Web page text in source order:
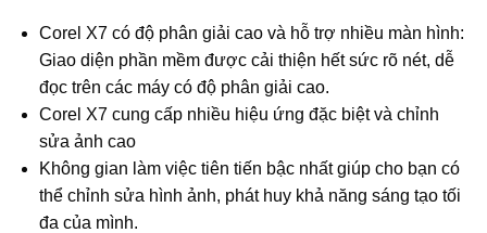
Corel X7 có độ phân giải cao và hỗ trợ nhiều màn hình:
Giao diện phần mềm được cải thiện hết sức rõ nét, dễ
đọc trên các máy có độ phân giải cao.
Corel X7 cung cấp nhiều hiệu ứng đặc biệt và chỉnh
sửa ảnh cao
Không gian làm việc tiên tiến bậc nhất giúp cho bạn có
thể chỉnh sửa hình ảnh, phát huy khả năng sáng tạo tối
đa của mình.